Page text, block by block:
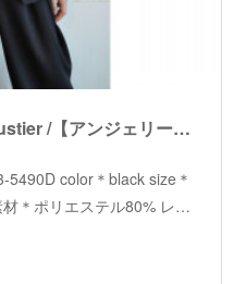
【angelina】front cut bustier /【アンジェリーナ】フロントカットビスチェ
color＊black size＊
＊ポリエステル80% レ…